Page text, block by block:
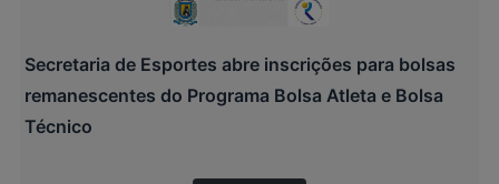
Secretaria de Esportes abre inscrições para bolsas
remanescentes do Programa Bolsa Atleta e Bolsa
Técnico